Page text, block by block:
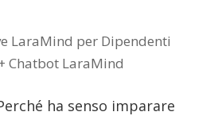
LaraMind per Dipendenti
Chatbot LaraMind
ha senso imparare